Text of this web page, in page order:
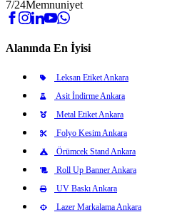
7/24Memnuniyet
Alanında En İyisi
Leksan Etiket Ankara
Asit İndirme Ankara
Metal Etiket Ankara
Folyo Kesim Ankara
Örümcek Stand Ankara
Roll Up Banner Ankara
UV Baskı Ankara
Lazer Markalama Ankara